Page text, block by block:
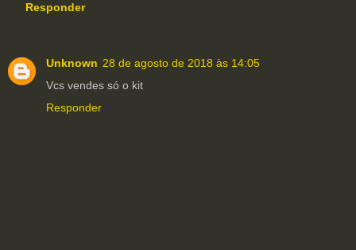
Responder
Unknown 28 de agosto de 2018 às 14:05
Vcs vendes só o kit
Responder